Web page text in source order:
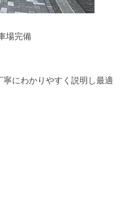
場完備
寧にわかりやすく説明し最適